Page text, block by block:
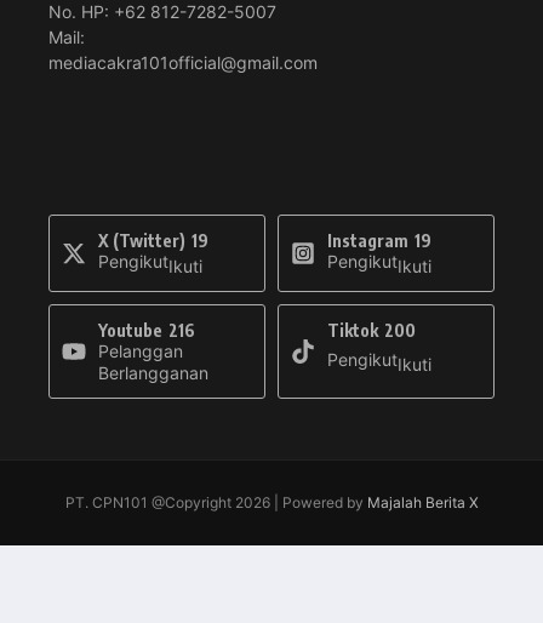
No. HP: +62 812-7282-5007
Mail:
mediacakra101official@gmail.com
X (Twitter) 19
PengikutIkuti
Instagram 19
PengikutIkuti
Youtube 216
Pelanggan
Berlangganan
Tiktok 200
PengikutIkuti
PT. CPN101 @Copyright 2026 | Powered by Majalah Berita X